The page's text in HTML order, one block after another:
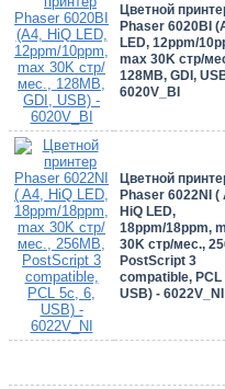
Цветной
Phaser 6020BI
LED, 12ppm/
max 30K стр/
128MB, GDI,
6020V_BI
Цветной
Phaser 6022NI (
HiQ LED,
18ppm/18ppm,
30K стр/мес.,
PostScript 3
compatible, PCL
USB) - 6022V_NI